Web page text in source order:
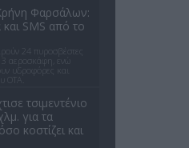
Φαρσάλων:
και SMS από το
24 πυροσβέστες
αεροσκάφη, ενώ
υδροφόρες και
ΟΤΑ.
τσιμεντένιο
για τα
κοστίζει και